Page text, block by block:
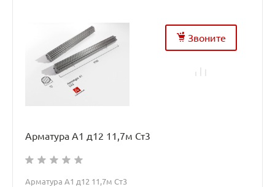
Звоните
Арматура А1 д12 11,7м Ст3
Арматура А1 д12 11,7м Ст3